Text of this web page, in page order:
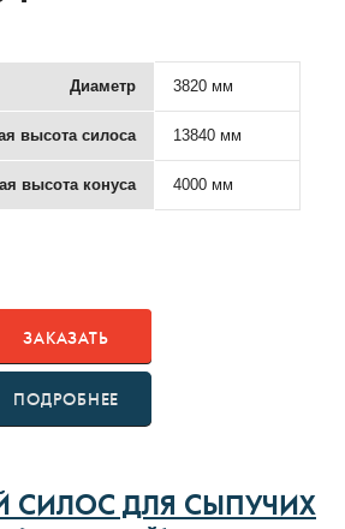
Диаметр 3820 мм
высота силоса 13840 мм
высота конуса 4000 мм
ЗАКАЗАТЬ
ПОДРОБНЕЕ
СИЛОС ДЛЯ СЫПУЧИХ